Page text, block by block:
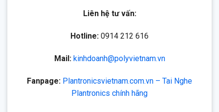
Liên hệ tư vấn:
Hotline: 0914 212 616
Mail: kinhdoanh@polyvietnam.vn
Fanpage: Plantronicsvietnam.com.vn – Tai Nghe
Plantronics chính hãng